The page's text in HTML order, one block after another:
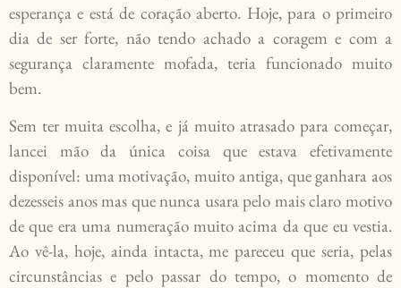
esperança e está de coração aberto. Hoje, para o primeiro
dia de ser forte, não tendo achado a coragem e com a
segurança claramente mofada, teria funcionado muito
bem.
Sem ter muita escolha, e já muito atrasado para começar,
lancei mão da única coisa que estava efetivamente
disponível: uma motivação, muito antiga, que ganhara aos
dezesseis anos mas que nunca usara pelo mais claro motivo
de que era uma numeração muito acima da que eu vestia.
Ao vê-la, hoje, ainda intacta, me pareceu que seria, pelas
circunstâncias e pelo passar do tempo, o momento de